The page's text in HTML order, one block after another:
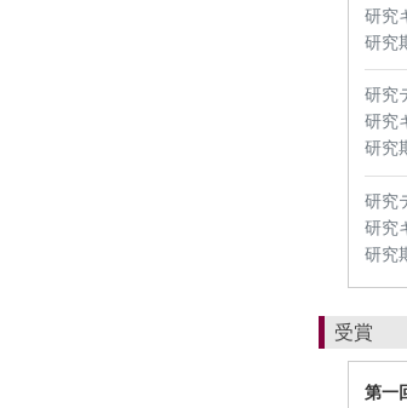
研究
研究
研究
研究
研究
研究
研究
研究
受賞
第一